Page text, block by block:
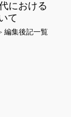
における
て
編集後記一覧